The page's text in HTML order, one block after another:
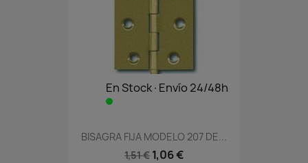
En Stock·Envío 24/48h
BISAGRA FIJA MODELO 207 DE...
1,51 € 1,06 €